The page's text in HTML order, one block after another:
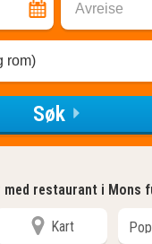
Avreise
rom)
Søk
med restaurant i Mons
Kart